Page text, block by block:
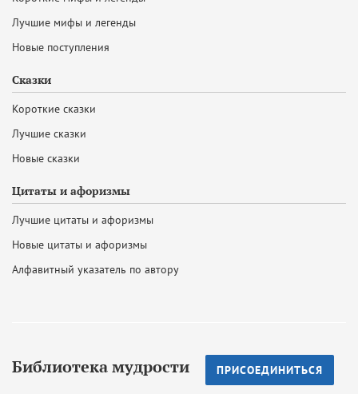
Лучшие мифы и легенды
Новые поступления
Сказки
Короткие сказки
Лучшие сказки
Новые сказки
Цитаты и афоризмы
Лучшие цитаты и афоризмы
Новые цитаты и афоризмы
Алфавитный указатель по автору
Библиотека мудрости ПРИСОЕДИНИТЬСЯ